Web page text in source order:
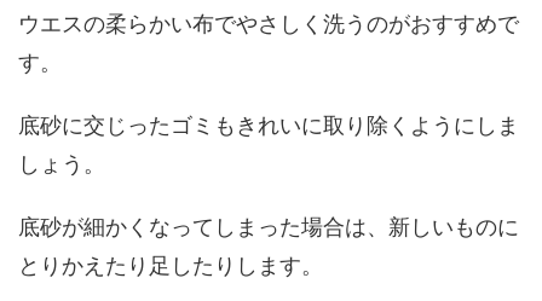
ウエスの柔らかい布でやさしく洗うのがおすすめで
す。
底砂に交じったゴミもきれいに取り除くようにしま
しょう。
底砂が細かくなってしまった場合は、新しいものに
とりかえたり足したりします。